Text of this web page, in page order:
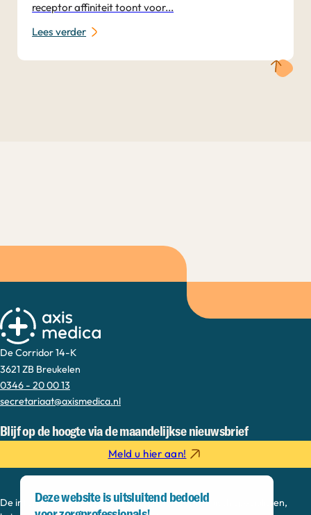
receptor affiniteit toont voor...
Lees verder
De Corridor 14-K
3621 ZB Breukelen
0346 - 20 00 13
secretariaat@axismedica.nl
Blijf op de hoogte via de maandelijkse nieuwsbrief
Meld u hier aan!
De informatie op deze sectie is bedoeld voor medisch specialisten,
Deze website is uitsluitend bedoeld